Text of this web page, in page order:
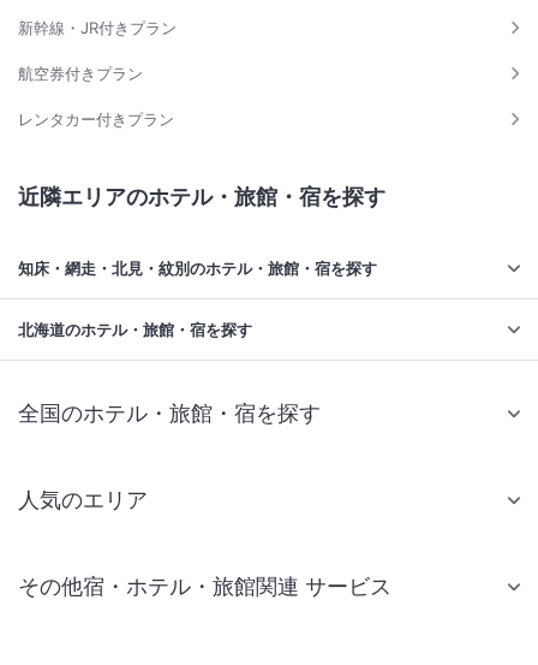
新幹線・JR付きプラン
航空券付きプラン
レンタカー付きプラン
近隣エリアのホテル・旅館・宿を探す
知床・網走・北見・紋別のホテル・旅館・宿を探す
北海道のホテル・旅館・宿を探す
全国のホテル・旅館・宿を探す
人気のエリア
仙台 ホテル
その他宿・ホテル・旅館関連 サービス